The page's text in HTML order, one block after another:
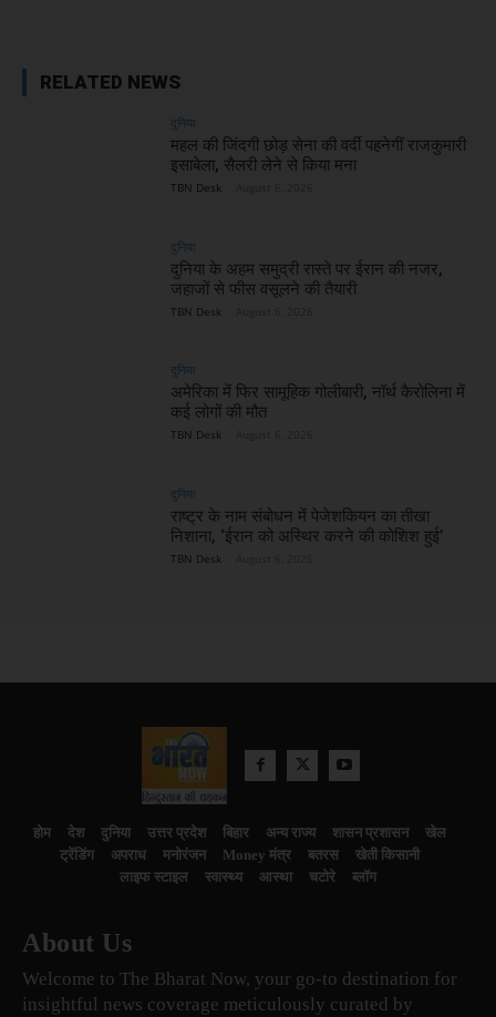
RELATED NEWS
दुनिया
महल की जिंदगी छोड़ सेना की वर्दी पहनेगीं राजकुमारी
इसाबेला, सैलरी लेने से किया मना
TBN Desk
दुनिया
दुनिया के अहम समुद्री रास्ते पर ईरान की नजर,
जहाजों से फीस वसूलने की तैयारी
TBN Desk
दुनिया
अमेरिका में फिर सामूहिक गोलीबारी, नॉर्थ कैरोलिना में
कई लोगों की मौत
TBN Desk
दुनिया
राष्ट्र के नाम संबोधन में पेजेशकियन का तीखा
निशाना, ‘ईरान को अस्थिर करने की कोशिश हुई’
TBN Desk
होम देश दुनिया उत्तर प्रदेश बिहार अन्य राज्य शासन प्रशासन
खेल
ट्रेंडिंग
अपराध मनोरंजन Money मंत्र बतरस
खेती किसानी
लाइफ स्टाइल
स्वास्थ्य आस्था चटोरे ब्लॉग
About Us
Welcome to The Bharat Now, your go-to destination for
insightful news coverage meticulously curated by